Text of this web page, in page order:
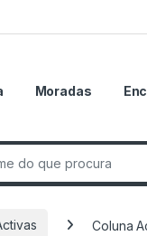
Moradas
Coluna